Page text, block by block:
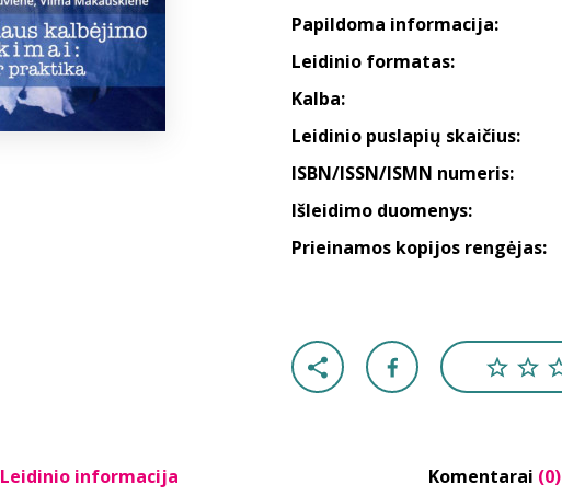
Papildoma informacija:
Leidinio formatas:
Kalba:
Leidinio puslapių skaičius:
ISBN/ISSN/ISMN numeris:
Išleidimo duomenys:
Prieinamos kopijos rengėjas:
Leidinio informacija Komentarai (0)